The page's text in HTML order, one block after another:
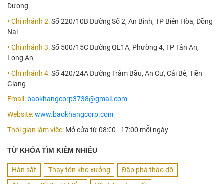
Dương
• Chi nhánh 2:Số 220/10B Đường Số 2, An Bình, TP Biên Hòa, Đồng
Nai
• Chi nhánh 3:Số 500/15C Đường QL1A, Phường 4, TP Tân An,
Long An
• Chi nhánh 4:Số 420/24A Đường Trâm Bầu, An Cư, Cái Bè, Tiền
Giang
Email: baokhangcorp3738@gmail.com
Website:www.baokhangcorp.com
Thời gian làm việc: Mở cửa từ 08:00 - 17:00 mỗi ngày
TỪ KHÓA TÌM KIẾM NHIỀU
Hàn sắt Thay tôn kho xưởng
Đập phá tháo dỡ